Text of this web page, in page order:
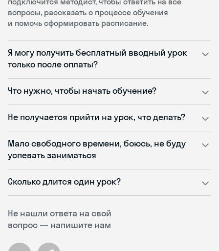
Не нашли ответа на свой
вопрос — напишите нам
вопросы, рассказать о процессе обучения
и помочь сформировать расписание.
Я могу получить бесплатный вводный урок
только после оплаты?
Что нужно, чтобы начать обучение?
Не получается прийти на урок, что делать?
Мало свободного времени, боюсь, не буду
успевать заниматься
Сколько длится один урок?